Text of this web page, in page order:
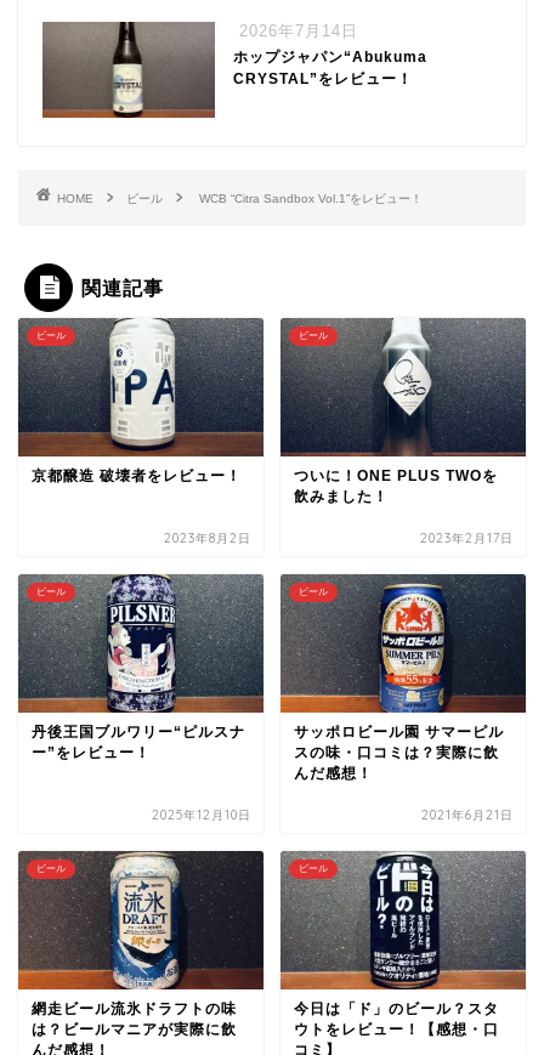
2026年7月14日
ホップジャパン“Abukuma
CRYSTAL”をレビュー！
HOME ビール WCB “Citra Sandbox Vol.1”をレビュー！
関連記事
ビール
京都醸造 破壊者をレビュー！
2023年8月2日
ビール
ついに！ONE PLUS TWOを
飲みました！
2023年2月17日
ビール
丹後王国ブルワリー“ピルスナ
ー”をレビュー！
2025年12月10日
ビール
サッポロビール園 サマーピル
スの味・口コミは？実際に飲
んだ感想！
2021年6月21日
ビール
網走ビール流氷ドラフトの味
は？ビールマニアが実際に飲
んだ感想！
ビール
今日は「ド」のビール？スタ
ウトをレビュー！【感想・口
コミ】